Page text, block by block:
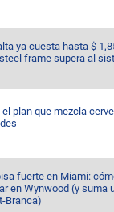
ya cuesta hasta $
frame supera al
plan que mezcla
fuerte en Miami:
en Wynwood (y suma
Branca)